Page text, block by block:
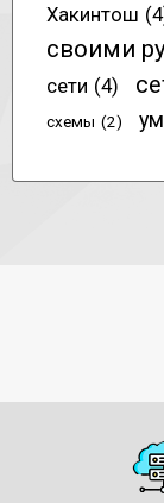
Хакинтош
своими
сети (4)
схемы (2)